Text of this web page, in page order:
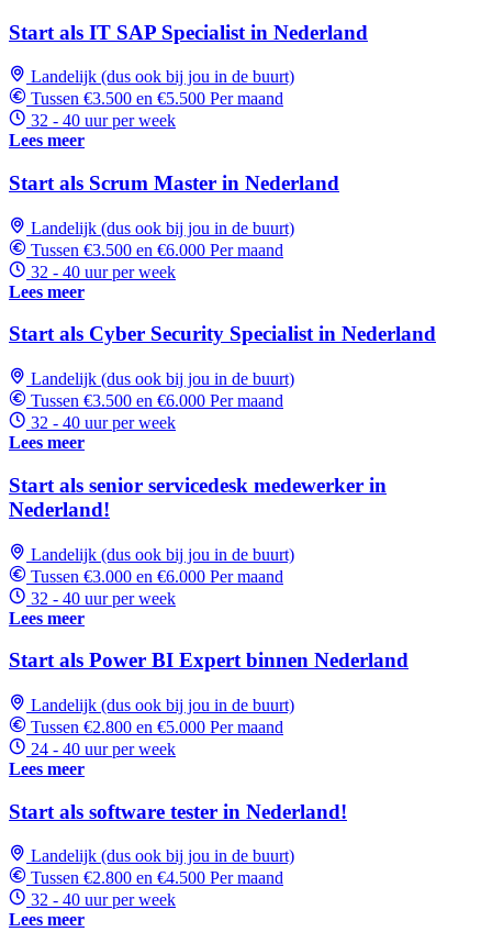
Start als IT SAP Specialist in Nederland
Landelijk (dus ook bij jou in de buurt)
Tussen €3.500 en €5.500 Per maand
32 - 40 uur per week
Lees meer
Start als Scrum Master in Nederland
Landelijk (dus ook bij jou in de buurt)
Tussen €3.500 en €6.000 Per maand
32 - 40 uur per week
Lees meer
Start als Cyber Security Specialist in Nederland
Landelijk (dus ook bij jou in de buurt)
Tussen €3.500 en €6.000 Per maand
32 - 40 uur per week
Lees meer
Start als senior servicedesk medewerker in
Nederland!
Landelijk (dus ook bij jou in de buurt)
Tussen €3.000 en €6.000 Per maand
32 - 40 uur per week
Lees meer
Start als Power BI Expert binnen Nederland
Landelijk (dus ook bij jou in de buurt)
Tussen €2.800 en €5.000 Per maand
24 - 40 uur per week
Lees meer
Start als software tester in Nederland!
Landelijk (dus ook bij jou in de buurt)
Tussen €2.800 en €4.500 Per maand
32 - 40 uur per week
Lees meer